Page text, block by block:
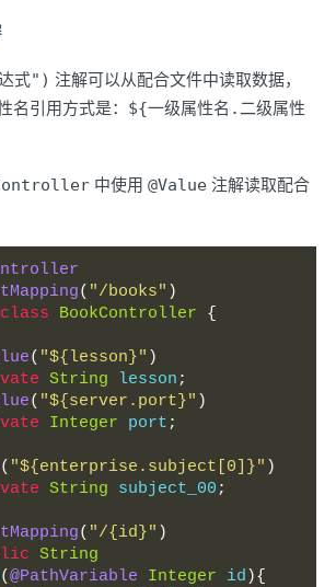
式") 注解可以从配合文件中读取数据，
名引用方式是： ${一级属性名.二级属性
中使用 @Value 注解读取配合
( "/books" )
class BookController {
( "${lesson}" )
String lesson ;
( "${server.port}" )
Integer port ;
( "${enterprise.subject[0]}" )
String subject_00 ;
( "/{id}" )
String
(@PathVariable Integer id ){